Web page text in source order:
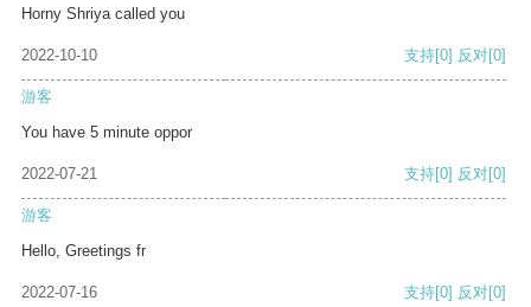
Horny Shriya called you
2022-10-10 支持[0] 反对[0]
游客
You have 5 minute oppor
2022-07-21 支持[0] 反对[0]
游客
Hello, Greetings fr
2022-07-16 支持[0] 反对[0]